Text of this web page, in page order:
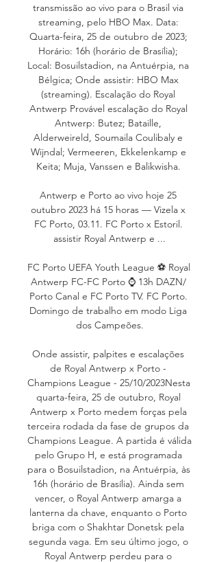
transmissão ao vivo para o Brasil via
streaming, pelo HBO Max. Data:
Quarta-feira, 25 de outubro de 2023;
Horário: 16h (horário de Brasília);
Local: Bosuilstadion, na Antuérpia, na
Bélgica; Onde assistir: HBO Max
(streaming). Escalação do Royal
Antwerp Provável escalação do Royal
Antwerp: Butez; Bataille,
Alderweireld, Soumaila Coulibaly e
Wijndal; Vermeeren, Ekkelenkamp e
Keita; Muja, Vanssen e Balikwisha.
Antwerp e Porto ao vivo hoje 25
outubro 2023 há 15 horas — Vizela x
FC Porto, 03.11. FC Porto x Estoril.
assistir Royal Antwerp e ...
FC Porto UEFA Youth League ⚽ Royal
Antwerp FC-FC Porto ⌚ 13h DAZN/
Porto Canal e FC Porto TV. FC Porto.
Domingo de trabalho em modo Liga
dos Campeões.
Onde assistir, palpites e escalações
de Royal Antwerp x Porto -
Champions League - 25/10/2023Nesta
quarta-feira, 25 de outubro, Royal
Antwerp x Porto medem forças pela
terceira rodada da fase de grupos da
Champions League. A partida é válida
pelo Grupo H, e está programada
para o Bosuilstadion, na Antuérpia, às
16h (horário de Brasília). Ainda sem
vencer, o Royal Antwerp amarga a
lanterna da chave, enquanto o Porto
briga com o Shakhtar Donetsk pela
segunda vaga. Em seu último jogo, o
Royal Antwerp perdeu para o